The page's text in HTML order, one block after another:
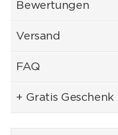
Bewertungen
Versand
FAQ
+ Gratis Geschenk